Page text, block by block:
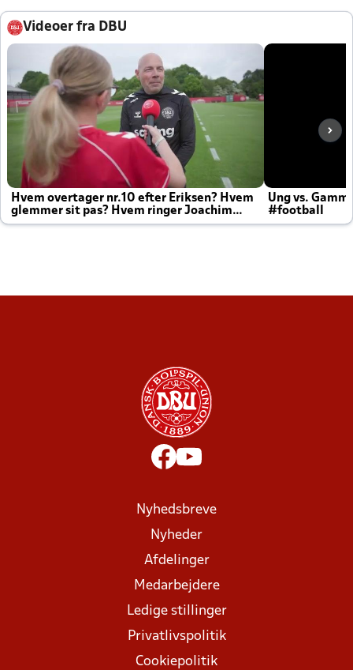
Videoer fra DBU
Hvem overtager nr.10 efter Eriksen? Hvem
glemmer sit pas? Hvem ringer Joachim
altid til efter kampe?
Ung vs.
#football
Nyhedsbreve
Nyheder
Afdelinger
Medarbejdere
Ledige stillinger
Privatlivspolitik
Cookiepolitik